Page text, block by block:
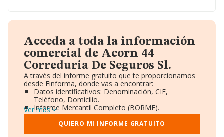
Acceda a toda la información
comercial de Acorn 44
Correduria De Seguros Sl.
A través del informe gratuito que te proporcionamos
desde Einforma, donde vas a encontrar:
Datos identificativos: Denominación, CIF,
Teléfono, Domicilio.
Informe Mercantil Completo (BORME).
Gráficos de Evolución Ventas y Empleados.
Consejo de Administración y Administradores.
Directivos y Ejecutivos.
Ver más
QUIERO MI INFORME GRATUITO